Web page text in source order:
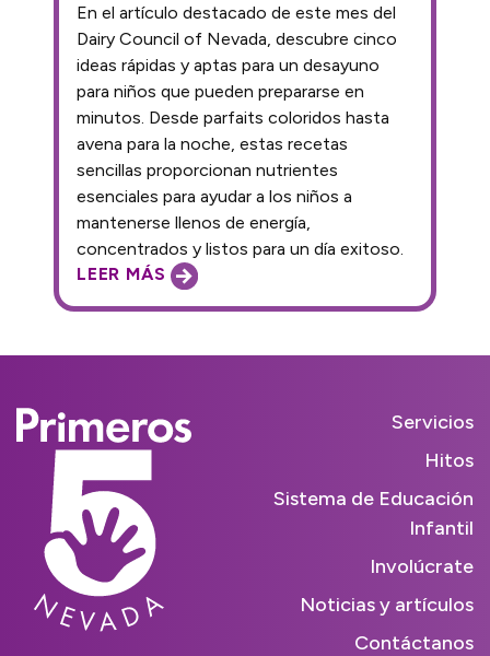
LEER MÁS
En el artículo destacado de este mes del
Dairy Council of Nevada, descubre cinco
ideas rápidas y aptas para un desayuno
para niños que pueden prepararse en
minutos. Desde parfaits coloridos hasta
avena para la noche, estas recetas
sencillas proporcionan nutrientes
esenciales para ayudar a los niños a
mantenerse llenos de energía,
concentrados y listos para un día exitoso.
Servicios
Hitos
Sistema de Educación
Infantil
Involúcrate
Noticias y artículos
Contáctanos